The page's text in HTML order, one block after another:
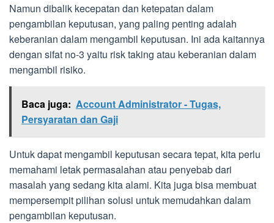
Namun dibalik kecepatan dan ketepatan dalam
pengambilan keputusan, yang paling penting adalah
keberanian dalam mengambil keputusan. Ini ada kaitannya
dengan sifat no-3 yaitu risk taking atau keberanian dalam
mengambil risiko.
Baca juga: Account Administrator - Tugas,
Persyaratan dan Gaji
Untuk dapat mengambil keputusan secara tepat, kita perlu
memahami letak permasalahan atau penyebab dari
masalah yang sedang kita alami. Kita juga bisa membuat
mempersempit pilihan solusi untuk memudahkan dalam
pengambilan keputusan.